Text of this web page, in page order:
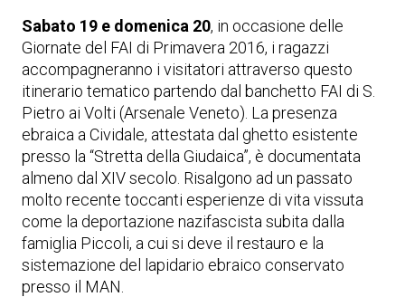
Sabato 19 e domenica 20, in occasione delle
Giornate del FAI di Primavera 2016, i ragazzi
accompagneranno i visitatori attraverso questo
itinerario tematico partendo dal banchetto FAI di S.
Pietro ai Volti (Arsenale Veneto). La presenza
ebraica a Cividale, attestata dal ghetto esistente
presso la “Stretta della Giudaica”, è documentata
almeno dal XIV secolo. Risalgono ad un passato
molto recente toccanti esperienze di vita vissuta
come la deportazione nazifascista subita dalla
famiglia Piccoli, a cui si deve il restauro e la
sistemazione del lapidario ebraico conservato
presso il MAN.